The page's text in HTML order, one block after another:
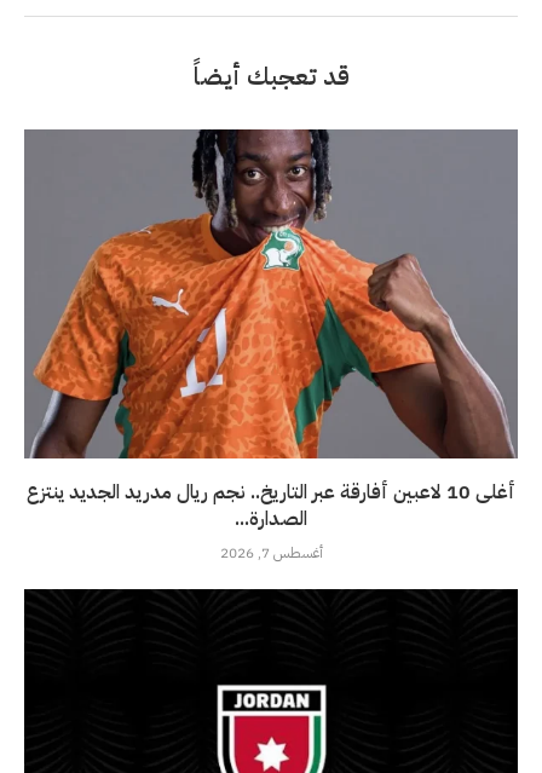
قد تعجبك أيضاً
أغلى 10 لاعبين أفارقة عبر التاريخ.. نجم ريال مدريد الجديد ينتزع
الصدارة...
أغسطس 7, 2026